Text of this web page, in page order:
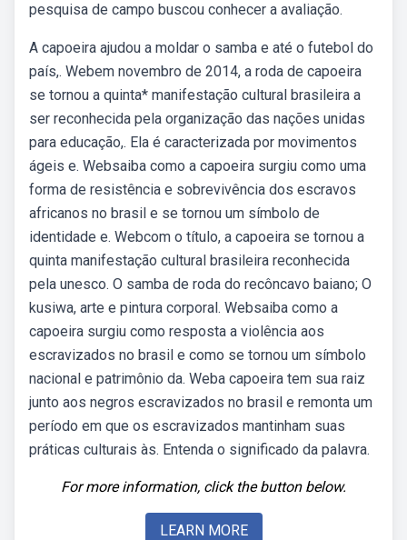
pesquisa de campo buscou conhecer a avaliação.
A capoeira ajudou a moldar o samba e até o futebol do
país,. Webem novembro de 2014, a roda de capoeira
se tornou a quinta* manifestação cultural brasileira a
ser reconhecida pela organização das nações unidas
para educação,. Ela é caracterizada por movimentos
ágeis e. Websaiba como a capoeira surgiu como uma
forma de resistência e sobrevivência dos escravos
africanos no brasil e se tornou um símbolo de
identidade e. Webcom o título, a capoeira se tornou a
quinta manifestação cultural brasileira reconhecida
pela unesco. O samba de roda do recôncavo baiano; O
kusiwa, arte e pintura corporal. Websaiba como a
capoeira surgiu como resposta a violência aos
escravizados no brasil e como se tornou um símbolo
nacional e patrimônio da. Weba capoeira tem sua raiz
junto aos negros escravizados no brasil e remonta um
período em que os escravizados mantinham suas
práticas culturais às. Entenda o significado da palavra.
For more information, click the button below.
LEARN MORE